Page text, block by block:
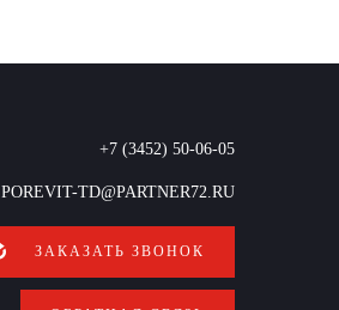
+7 (3452) 50-06-05
POREVIT-TD@PARTNER72.RU
ЗАКАЗАТЬ ЗВОНОК